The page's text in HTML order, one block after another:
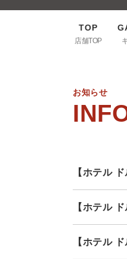
店舗TOP
お知らせ
【ホテル
【ホテル
【ホテル